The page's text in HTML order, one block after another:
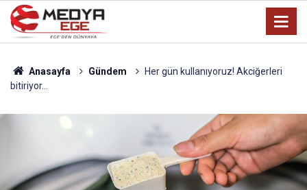
Anasayfa Gündem
Her gün kullanıyoruz! Akciğerleri
bitiriyor...